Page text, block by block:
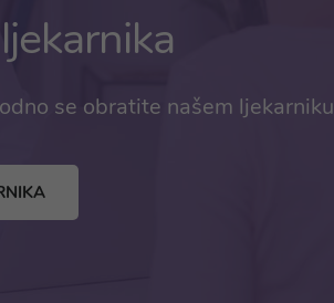
se obratite našem ljekarniku